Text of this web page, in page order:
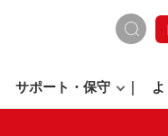
サポート・保守